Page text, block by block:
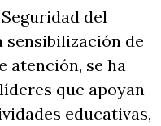
del
sensibilización de
atención, se ha
que apoyan
educativas,